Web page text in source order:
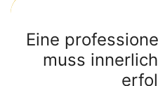
Eine
muss